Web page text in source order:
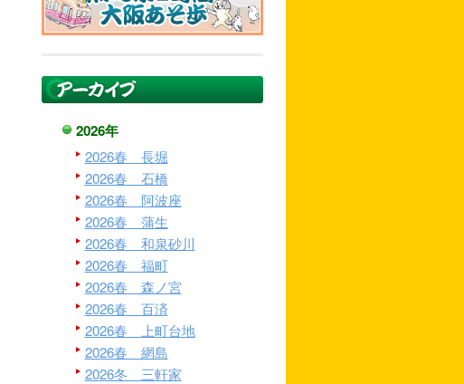
2026年
2026春 長堀
2026春 石橋
2026春 阿波座
2026春 蒲生
2026春 和泉砂川
2026春 福町
2026春 森ノ宮
2026春 百済
2026春 上町台地
2026春 網島
2026冬 三軒家